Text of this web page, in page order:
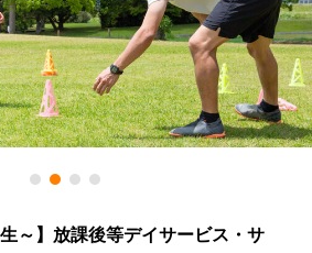
～】放課後等デイサービス・サ